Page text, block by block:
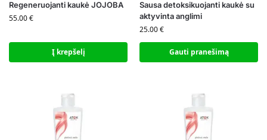
Regeneruojanti kaukė JOJOBA
55.00€
Į krepšelį
Sausa detoksikuojanti kaukė su
aktyvinta anglimi
25.00€
Gauti pranešimą